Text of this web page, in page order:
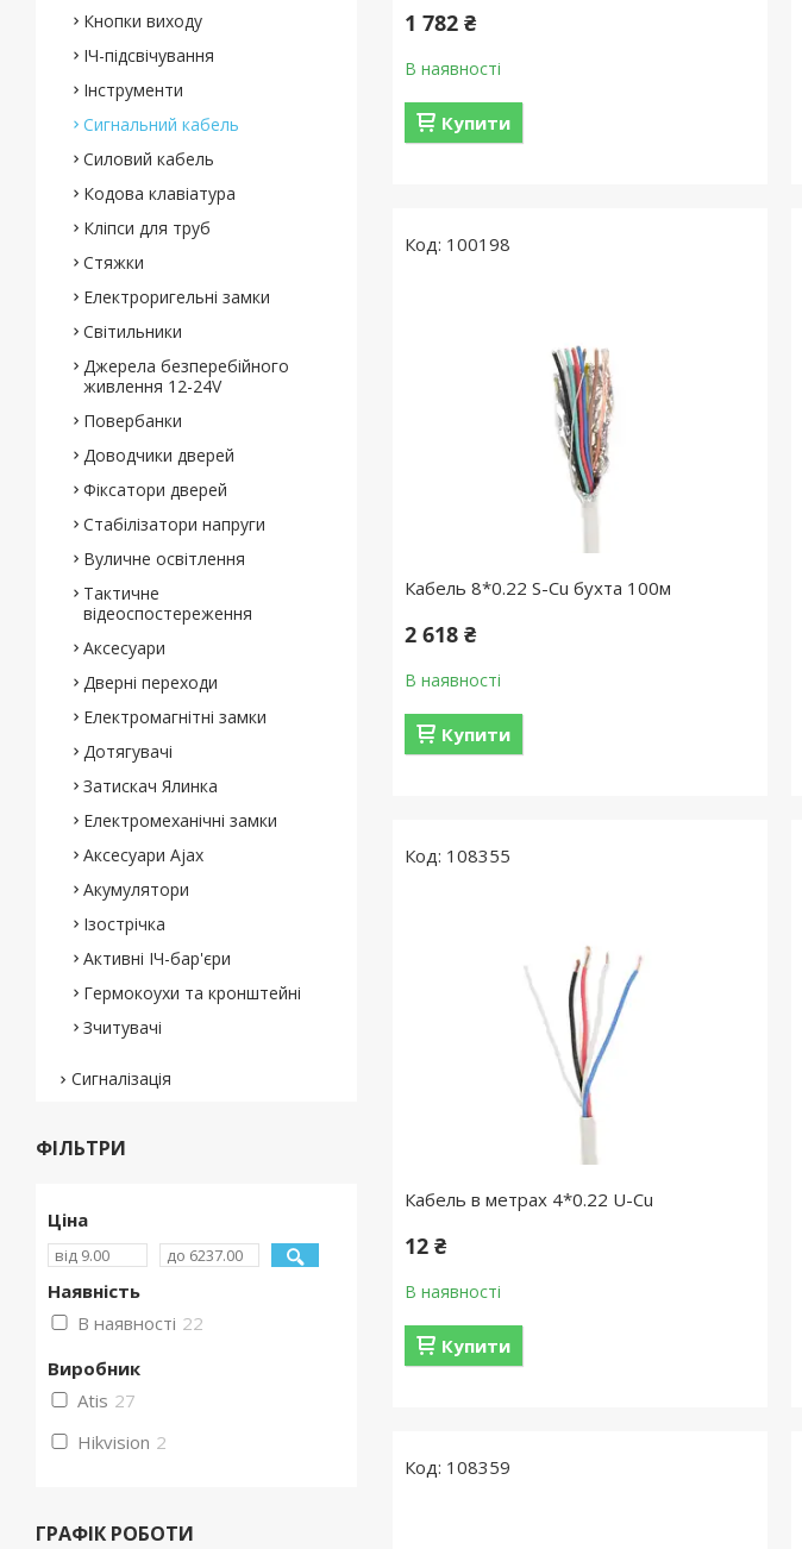
1 782 ₴
В наявності
Купити
100198
Кабель 8*0.22 S-Cu бухта 100м
2 618 ₴
В наявності
Купити
108355
Кабель в метрах 4*0.22 U-Cu
12 ₴
В наявності
Купити
108359
Кнопки виходу
ІЧ-підсвічування
Інструменти
Сигнальний кабель
Силовий кабель
Кодова клавіатура
Кліпси для труб
Стяжки
Електроригельні замки
Світильники
Джерела безперебійного
живлення 12-24V
Повербанки
Доводчики дверей
Фіксатори дверей
Стабілізатори напруги
Вуличне освітлення
Тактичне
відеоспостереження
Аксесуари
Дверні переходи
Електромагнітні замки
Дотягувачі
Затискач Ялинка
Електромеханічні замки
Аксесуари Ajax
Акумулятори
Ізострічка
Активні ІЧ-бар'єри
Гермокоухи та кронштейні
Зчитувачі
Сигналізація
ФІЛЬТРИ
Ціна
Наявність
В наявності 22
Виробник
Atis 27
Hikvision 2
ГРАФІК РОБОТИ